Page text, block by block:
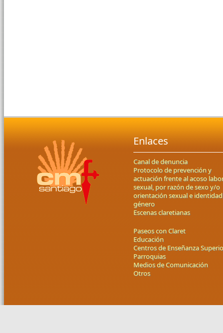
Enlaces
Canal de denuncia
Protocolo de prevención y
actuación frente al acoso
sexual, por razón de sexo y/o
orientación sexual e
género
Escenas claretianas
Paseos con Claret
Educación
Centros de Enseñanza
Parroquias
Medios de Comunicación
Otros